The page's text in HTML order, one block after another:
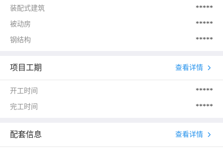
装配式建筑 *****
被动房 *****
钢结构 *****
项目工期 查看详情
开工时间 *****
完工时间 *****
配套信息 查看详情